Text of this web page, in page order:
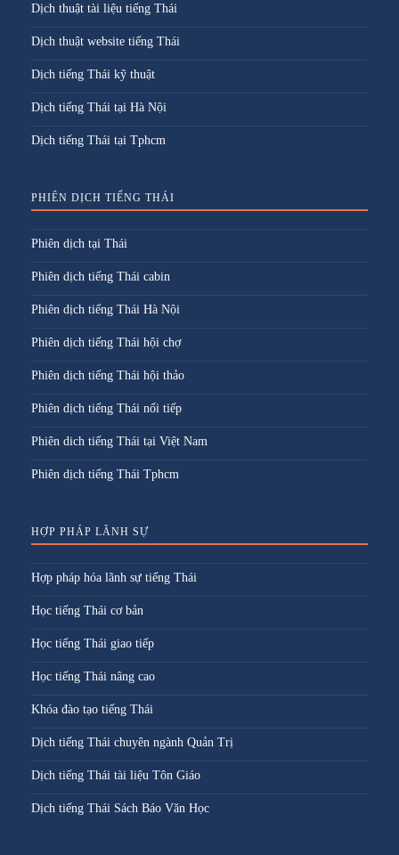
Dịch thuật tài liệu tiếng Thái
Dịch thuật website tiếng Thái
Dịch tiếng Thái kỹ thuật
Dịch tiếng Thái tại Hà Nội
Dịch tiếng Thái tại Tphcm
PHIÊN DỊCH TIẾNG THÁI
Phiên dịch tại Thái
Phiên dịch tiếng Thái cabin
Phiên dịch tiếng Thái Hà Nội
Phiên dịch tiếng Thái hội chợ
Phiên dịch tiếng Thái hội thảo
Phiên dịch tiếng Thái nối tiếp
Phiên dich tiếng Thái tại Việt Nam
Phiên dịch tiếng Thái Tphcm
HỢP PHÁP LÃNH SỰ
Hợp pháp hóa lãnh sự tiếng Thái
Học tiếng Thái cơ bản
Học tiếng Thái giao tiếp
Học tiếng Thái nâng cao
Khóa đào tạo tiếng Thái
Dịch tiếng Thái chuyên ngành Quản Trị
Dịch tiếng Thái tài liệu Tôn Giáo
Dịch tiếng Thái Sách Báo Văn Học